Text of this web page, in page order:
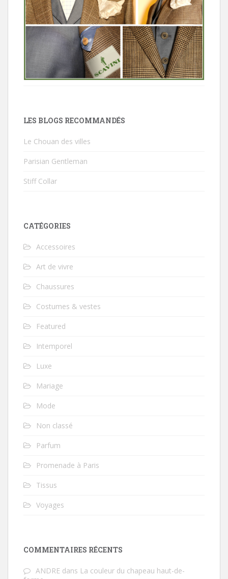
LES BLOGS RECOMMANDÉS
Le Chouan des villes
Parisian Gentleman
Stiff Collar
CATÉGORIES
Accessoires
Art de vivre
Chaussures
Costumes & vestes
Featured
Intemporel
Luxe
Mariage
Mode
Non classé
Parfum
Promenade à Paris
Tissus
Voyages
COMMENTAIRES RÉCENTS
ANDRE dans La couleur du chapeau haut-de-